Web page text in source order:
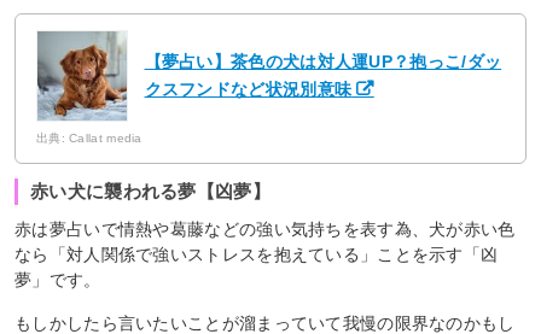
【夢占い】茶色の犬は対人運UP？抱っこ/ダッ
クスフンドなど状況別意味
出典: Callat media
赤い犬に襲われる夢【凶夢】
赤は夢占いで情熱や葛藤などの強い気持ちを表す為、犬が赤い色
なら「対人関係で強いストレスを抱えている」ことを示す「凶
夢」です。
もしかしたら言いたいことが溜まっていて我慢の限界なのかもし